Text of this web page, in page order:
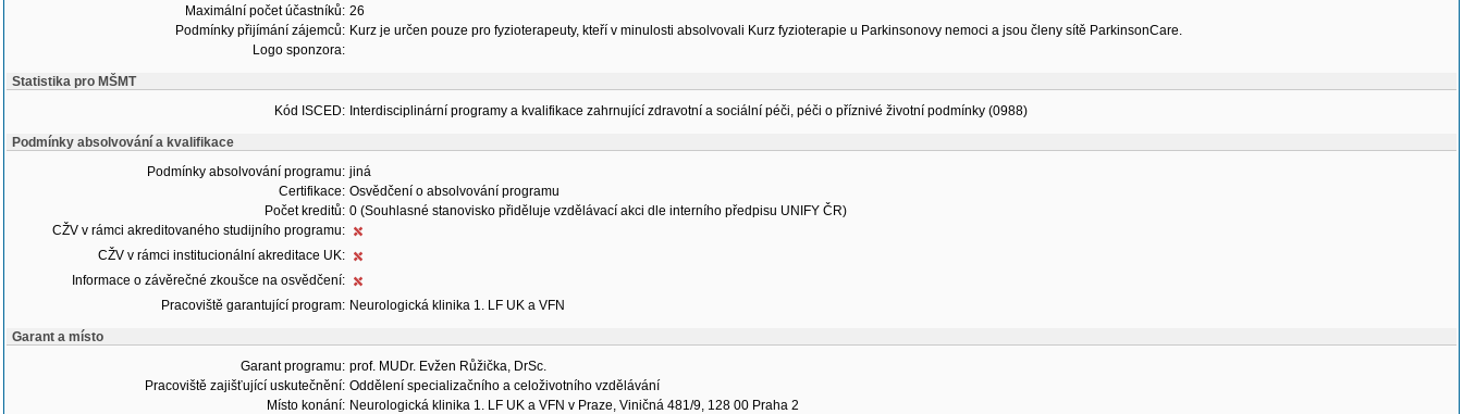
Maximální počet účastníků: 26
Podmínky přijímání zájemců: Kurz je určen pouze pro fyzioterapeuty, kteří v minulosti absolvovali Kurz fyzioterapie u Parkinsonovy nemoci a jsou členy sítě ParkinsonCare.
Logo sponzora:
Statistika pro MŠMT
Kód ISCED: Interdisciplinární programy a kvalifikace zahrnující zdravotní a sociální péči, péči o příznivé životní podmínky (0988)
Podmínky absolvování a kvalifikace
Podmínky absolvování programu: jiná
Certifikace: Osvědčení o absolvování programu
Počet kreditů: 0 (Souhlasné stanovisko přiděluje vzdělávací akci dle interního předpisu UNIFY ČR)
CŽV v rámci akreditovaného studijního programu:
CŽV v rámci institucionální akreditace UK:
Informace o závěrečné zkoušce na osvědčení:
Pracoviště garantující program: Neurologická klinika 1. LF UK a VFN
Garant a místo
Garant programu: prof. MUDr. Evžen Růžička, DrSc.
Pracoviště zajišťující uskutečnění: Oddělení specializačního a celoživotního vzdělávání
Místo konání: Neurologická klinika 1. LF UK a VFN v Praze, Viničná 481/9, 128 00 Praha 2